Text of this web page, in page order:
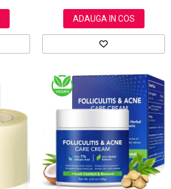
ADAUGA IN COS